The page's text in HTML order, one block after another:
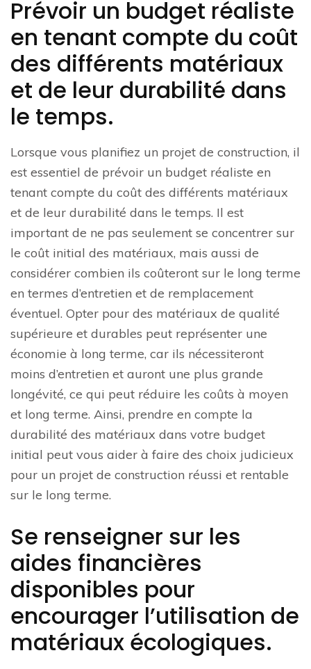
Prévoir un budget réaliste
en tenant compte du coût
des différents matériaux
et de leur durabilité dans
le temps.
Lorsque vous planifiez un projet de construction, il
est essentiel de prévoir un budget réaliste en
tenant compte du coût des différents matériaux
et de leur durabilité dans le temps. Il est
important de ne pas seulement se concentrer sur
le coût initial des matériaux, mais aussi de
considérer combien ils coûteront sur le long terme
en termes d’entretien et de remplacement
éventuel. Opter pour des matériaux de qualité
supérieure et durables peut représenter une
économie à long terme, car ils nécessiteront
moins d’entretien et auront une plus grande
longévité, ce qui peut réduire les coûts à moyen
et long terme. Ainsi, prendre en compte la
durabilité des matériaux dans votre budget
initial peut vous aider à faire des choix judicieux
pour un projet de construction réussi et rentable
sur le long terme.
Se renseigner sur les
aides financières
disponibles pour
encourager l’utilisation de
matériaux écologiques.